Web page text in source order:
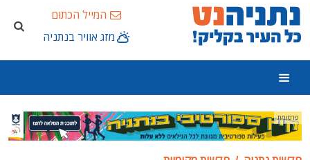
המייל הכתום
מזג אוויר בנתניה
פרסומת